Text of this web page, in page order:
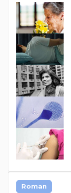
Roman